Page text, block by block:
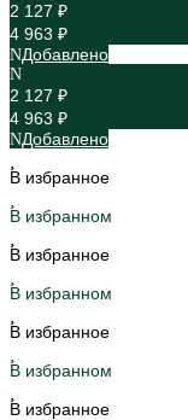
2 127 ₽
4 963 ₽
Добавлено
2 127 ₽
4 963 ₽
Добавлено
В избранное
В избранном
В избранное
В избранном
В избранное
В избранном
В избранное